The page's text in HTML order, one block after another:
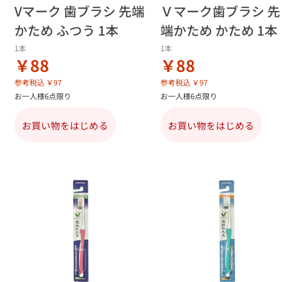
Vマーク 歯ブラシ 先端
かため ふつう 1本
1本
￥88
参考税込 ￥97
お一人様6点限り
お買い物をはじめる
Ｖマーク歯ブラシ 先
端かため かため 1本
1本
￥88
参考税込 ￥97
お一人様6点限り
お買い物をはじめる